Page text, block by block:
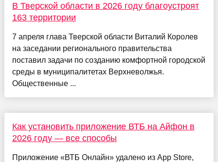
В Тверской области в 2026 году благоустроят
163 территории
7 апреля глава Тверской области Виталий Королев
на заседании регионального правительства
поставил задачи по созданию комфортной городской
среды в муниципалитетах Верхневолжья.
Общественные ...
Как установить приложение ВТБ на Айфон в
2026 году — все способы
Приложение «ВТБ Онлайн» удалено из App Store,